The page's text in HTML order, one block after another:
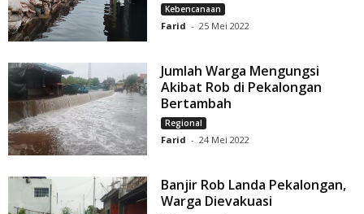
Kebencanaan
Farid - 25 Mei 2022
Jumlah Warga Mengungsi
Akibat Rob di Pekalongan
Bertambah
Regional
Farid - 24 Mei 2022
Banjir Rob Landa Pekalongan,
Warga Dievakuasi